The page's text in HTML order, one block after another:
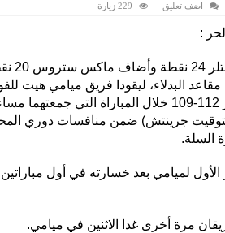
اضف تعليق 229 زيارة
:
سجل جيمي
البدلاء، ليقودا فريق ميامي هيت
تورنتو رابتورز 112-109 خلال المباراة التي
جرينتش) ضمن منافسات دوري
السلة.
الأول لميامي بعد خسارته في أول
مرة أخرى غدا الاثنين في ميامي.